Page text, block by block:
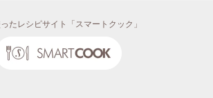
鶏とれんこんのガーリックソテー
「お客様大感謝祭り 調味料レシピ」 （Ｓ
ＬＣ倶楽部２０２６年３月）
たレシピサイト「スマートクック」